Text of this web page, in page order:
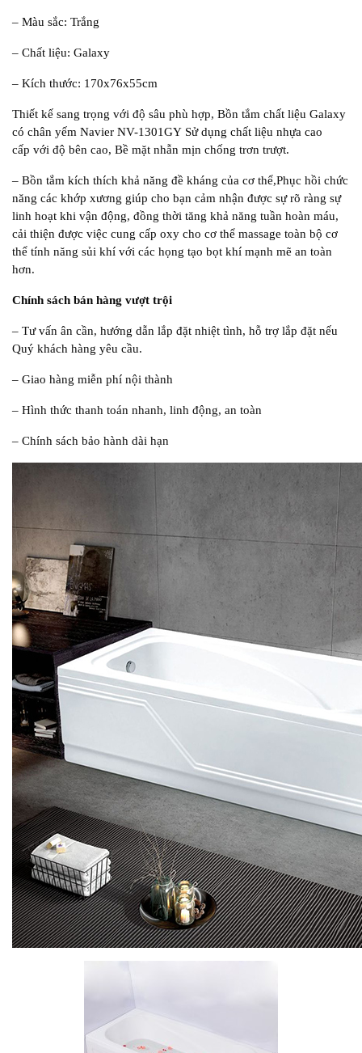
– Màu sắc: Trắng
– Chất liệu: Galaxy
– Kích thước: 170x76x55cm
Thiết kế sang trọng với độ sâu phù hợp, Bồn tắm chất liệu Galaxy
có chân yếm Navier NV-1301GY Sử dụng chất liệu nhựa cao
cấp với độ bên cao, Bề mặt nhẫn mịn chống trơn trượt.
– Bồn tắm kích thích khả năng đề kháng của cơ thể,Phục hồi chức
năng các khớp xương giúp cho bạn cảm nhận được sự rõ ràng sự
linh hoạt khi vận động, đồng thời tăng khả năng tuần hoàn máu,
cải thiện được việc cung cấp oxy cho cơ thể massage toàn bộ cơ
thể tính năng sủi khí với các họng tạo bọt khí mạnh mẽ an toàn
hơn.
Chính sách bán hàng vượt trội
– Tư vấn ân cần, hướng dẫn lắp đặt nhiệt tình, hỗ trợ lắp đặt nếu
Quý khách hàng yêu cầu.
– Giao hàng miễn phí nội thành
– Hình thức thanh toán nhanh, linh động, an toàn
– Chính sách bảo hành dài hạn